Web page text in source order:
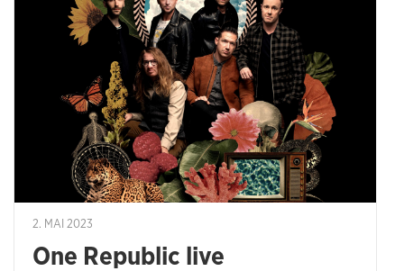
2. MAI 2023
One Republic live